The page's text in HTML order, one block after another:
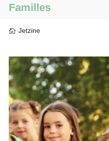
Familles
Jetzine